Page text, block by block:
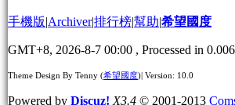
手機版|Archiver|排行榜|幫助|希望國度
GMT+8, 2026-8-7 00:00 , Processed in
Theme Design By Tenny (希望國度)| Version: 10.0
Powered by Discuz! X3.4 © 2001-2013